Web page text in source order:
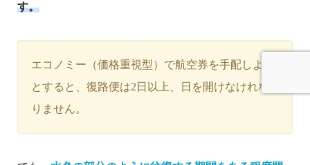
す。
エコノミー（価格重視型）で航空券を手配しよう
とすると、復路便は2日以上、日を開けなけれな
りません。